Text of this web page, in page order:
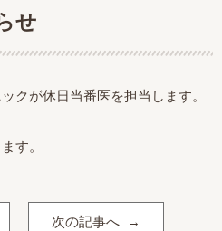
せ
クが休日当番医を担当します。
す。
次の記事へ